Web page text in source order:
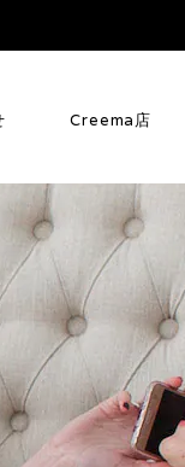
Creema店